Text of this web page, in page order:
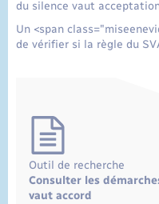
du silence vaut
Un <span
de vérifier si la règle du
Outil de recherche
Consulter les
vaut accord